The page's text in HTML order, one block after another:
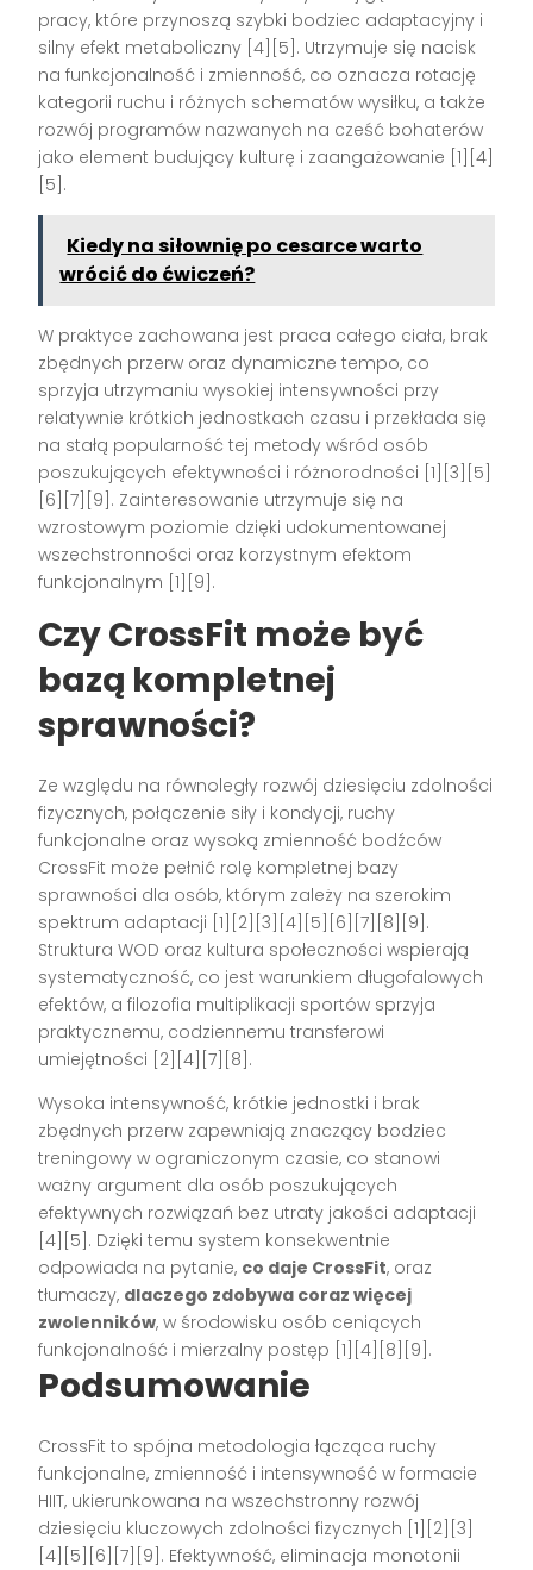
pracy, które przynoszą szybki bodziec adaptacyjny i
silny efekt metaboliczny [4][5]. Utrzymuje się nacisk
na funkcjonalność i zmienność, co oznacza rotację
kategorii ruchu i różnych schematów wysiłku, a także
rozwój programów nazwanych na cześć bohaterów
jako element budujący kulturę i zaangażowanie [1][4]
[5].
Kiedy na siłownię po cesarce warto
wrócić do ćwiczeń?
W praktyce zachowana jest praca całego ciała, brak
zbędnych przerw oraz dynamiczne tempo, co
sprzyja utrzymaniu wysokiej intensywności przy
relatywnie krótkich jednostkach czasu i przekłada się
na stałą popularność tej metody wśród osób
poszukujących efektywności i różnorodności [1][3][5]
[6][7][9]. Zainteresowanie utrzymuje się na
wzrostowym poziomie dzięki udokumentowanej
wszechstronności oraz korzystnym efektom
funkcjonalnym [1][9].
Czy CrossFit może być
bazą kompletnej
sprawności?
Ze względu na równoległy rozwój dziesięciu zdolności
fizycznych, połączenie siły i kondycji, ruchy
funkcjonalne oraz wysoką zmienność bodźców
CrossFit może pełnić rolę kompletnej bazy
sprawności dla osób, którym zależy na szerokim
spektrum adaptacji [1][2][3][4][5][6][7][8][9].
Struktura WOD oraz kultura społeczności wspierają
systematyczność, co jest warunkiem długofalowych
efektów, a filozofia multiplikacji sportów sprzyja
praktycznemu, codziennemu transferowi
umiejętności [2][4][7][8].
Wysoka intensywność, krótkie jednostki i brak
zbędnych przerw zapewniają znaczący bodziec
treningowy w ograniczonym czasie, co stanowi
ważny argument dla osób poszukujących
efektywnych rozwiązań bez utraty jakości adaptacji
[4][5]. Dzięki temu system konsekwentnie
odpowiada na pytanie, co daje CrossFit, oraz
tłumaczy, dlaczego zdobywa coraz więcej
zwolenników, w środowisku osób ceniących
funkcjonalność i mierzalny postęp [1][4][8][9].
Podsumowanie
CrossFit to spójna metodologia łącząca ruchy
funkcjonalne, zmienność i intensywność w formacie
HIIT, ukierunkowana na wszechstronny rozwój
dziesięciu kluczowych zdolności fizycznych [1][2][3]
[4][5][6][7][9]. Efektywność, eliminacja monotonii